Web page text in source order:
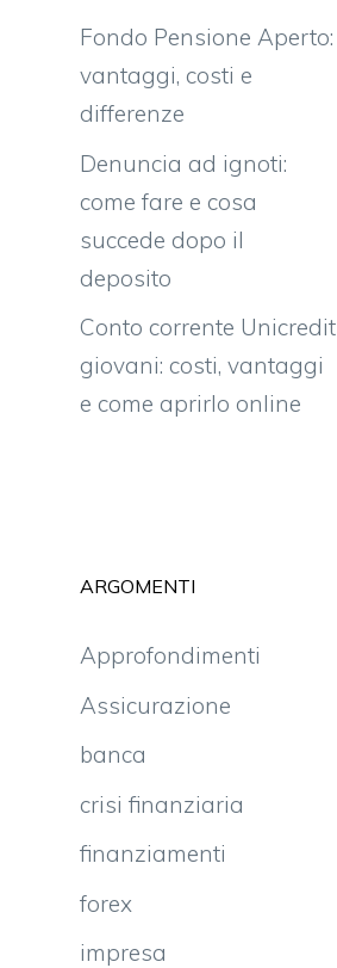
Fondo Pensione Aperto:
vantaggi, costi e
differenze
Denuncia ad ignoti:
come fare e cosa
succede dopo il
deposito
Conto corrente Unicredit
giovani: costi, vantaggi
e come aprirlo online
ARGOMENTI
Approfondimenti
Assicurazione
banca
crisi finanziaria
finanziamenti
forex
impresa